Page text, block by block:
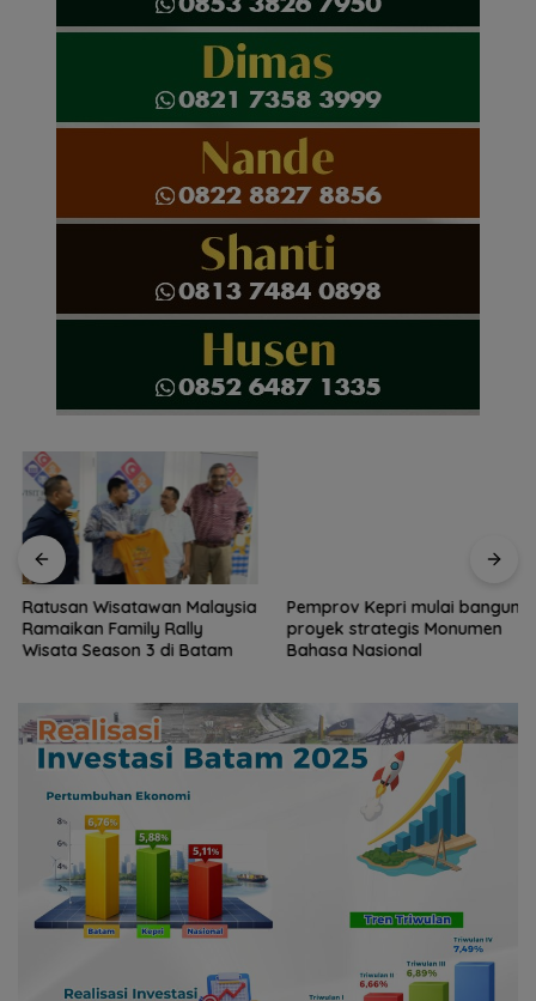
Ratusan Wisatawan Malaysia
Ramaikan Family Rally
Wisata Season 3 di Batam
Pemprov Kepri mulai bangun
Bahasa Nasional